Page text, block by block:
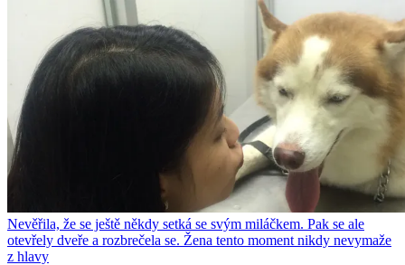
Nevěřila, že se ještě někdy setká se svým miláčkem. Pak se ale
otevřely dveře a rozbrečela se. Žena tento moment nikdy nevymaže
z hlavy